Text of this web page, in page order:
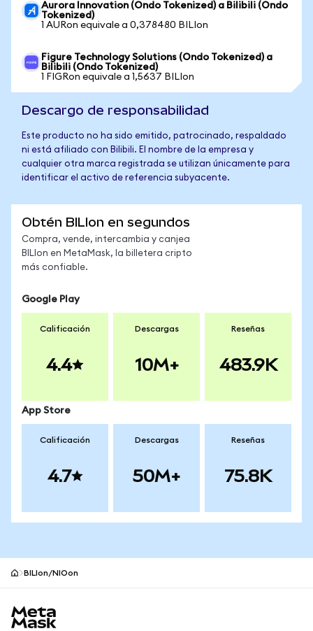
Aurora Innovation (Ondo Tokenized) a Bilibili (Ondo
Tokenized)
1 AURon equivale a 0,378480 BILIon
Figure Technology Solutions (Ondo Tokenized) a
Bilibili (Ondo Tokenized)
1 FIGRon equivale a 1,5637 BILIon
Descargo de responsabilidad
Este producto no ha sido emitido, patrocinado, respaldado
ni está afiliado con Bilibili. El nombre de la empresa y
cualquier otra marca registrada se utilizan únicamente para
identificar el activo de referencia subyacente.
Obtén BILIon en segundos
Compra, vende, intercambia y canjea
BILIon en MetaMask, la billetera cripto
más confiable.
Google Play
Calificación
4.4
Descargas
10M+
Reseñas
483.9K
App Store
Calificación
4.7
Descargas
50M+
Reseñas
75.8K
BILIon/NIOon